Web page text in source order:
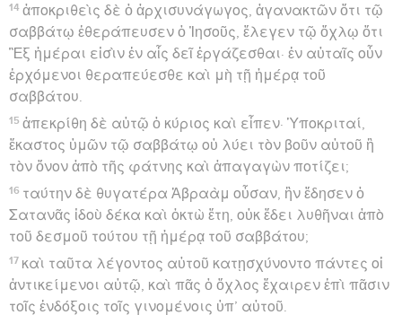
14 ἀποκριθεὶς δὲ ὁ ἀρχισυνάγωγος, ἀγανακτῶν ὅτι τῷ
σαββάτῳ ἐθεράπευσεν ὁ Ἰησοῦς, ἔλεγεν τῷ ὄχλῳ ὅτι
Ἓξ ἡμέραι εἰσὶν ἐν αἷς δεῖ ἐργάζεσθαι· ἐν αὐταῖς οὖν
ἐρχόμενοι θεραπεύεσθε καὶ μὴ τῇ ἡμέρᾳ τοῦ
σαββάτου.
15 ἀπεκρίθη δὲ αὐτῷ ὁ κύριος καὶ εἶπεν· Ὑποκριταί,
ἕκαστος ὑμῶν τῷ σαββάτῳ οὐ λύει τὸν βοῦν αὐτοῦ ἢ
τὸν ὄνον ἀπὸ τῆς φάτνης καὶ ἀπαγαγὼν ποτίζει;
16 ταύτην δὲ θυγατέρα Ἀβραὰμ οὖσαν, ἣν ἔδησεν ὁ
Σατανᾶς ἰδοὺ δέκα καὶ ὀκτὼ ἔτη, οὐκ ἔδει λυθῆναι ἀπὸ
τοῦ δεσμοῦ τούτου τῇ ἡμέρᾳ τοῦ σαββάτου;
17 καὶ ταῦτα λέγοντος αὐτοῦ κατῃσχύνοντο πάντες οἱ
ἀντικείμενοι αὐτῷ, καὶ πᾶς ὁ ὄχλος ἔχαιρεν ἐπὶ πᾶσιν
τοῖς ἐνδόξοις τοῖς γινομένοις ὑπ’ αὐτοῦ.